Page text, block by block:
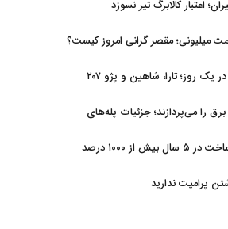
اعتبار کالابرگ تیر نسوزد
ریزش میلیونی قیمت خودرو در یک روز؛ تارا، شاهین و پژو ۲۰۷
را می‌پردازند؛ جزئیات پله‌های
شوک به بازار مسکن؛ هزینه ساخت در ۵ سال بیش از ۱۰۰۰ درصد
پرامپت ندارید